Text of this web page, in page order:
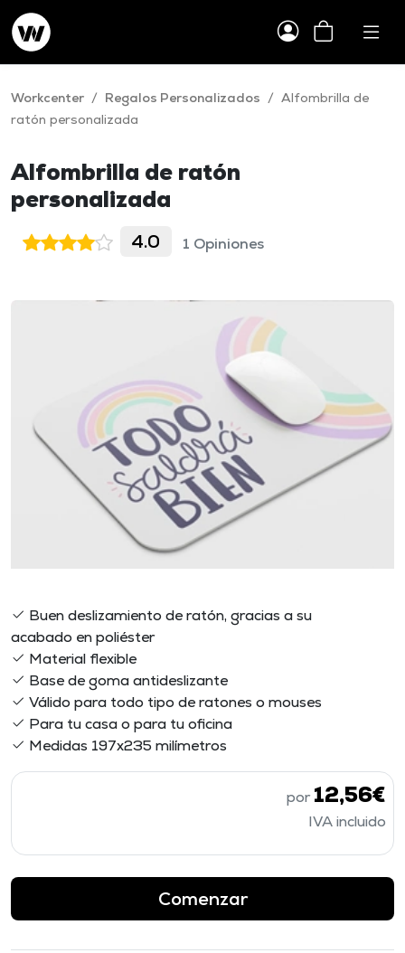
Workcenter / Regalos Personalizados / Alfombrilla de
ratón personalizada
Alfombrilla de ratón
personalizada
4.0 1 Opiniones
Buen deslizamiento de ratón, gracias a su
acabado en poliéster
Material flexible
Base de goma antideslizante
Válido para todo tipo de ratones o mouses
Para tu casa o para tu oficina
Medidas 197x235 milímetros
por12,56€
IVA incluido
Comenzar